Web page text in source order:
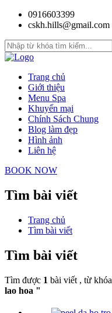
0916603399
cskh.hills@gmail.com
Trang chủ
Giới thiệu
Menu Spa
Khuyến mại
Chính Sách Chung
Blog làm đẹp
Hình ảnh
Liên hệ
BOOK NOW
Tìm bài viết
Trang chủ
Tìm bài viết
Tìm bài viết
Tìm được 1 bài viết , từ khóa
lao hoa "